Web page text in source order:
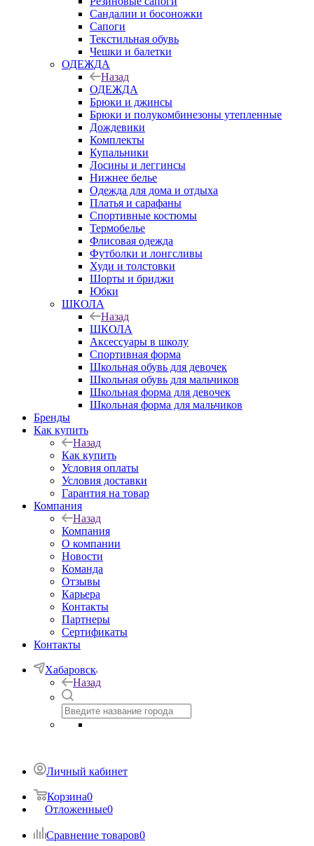
Сандалии и босоножки
Сапоги
Текстильная обувь
Чешки и балетки
ОДЕЖДА
Назад
ОДЕЖДА
Брюки и джинсы
Брюки и полукомбинезоны утепленные
Дождевики
Комплекты
Купальники
Лосины и леггинсы
Нижнее белье
Одежда для дома и отдыха
Платья и сарафаны
Спортивные костюмы
Термобелье
Флисовая одежда
Футболки и лонгсливы
Худи и толстовки
Шорты и бриджи
Юбки
ШКОЛА
Назад
ШКОЛА
Аксессуары в школу
Спортивная форма
Школьная обувь для девочек
Школьная обувь для мальчиков
Школьная форма для девочек
Школьная форма для мальчиков
Бренды
Как купить
Назад
Как купить
Условия оплаты
Условия доставки
Гарантия на товар
Компания
Назад
Компания
О компании
Новости
Команда
Отзывы
Карьера
Контакты
Партнеры
Сертификаты
Контакты
Хабаровск
Назад
Личный кабинет
Корзина0
Отложенные0
Сравнение товаров0